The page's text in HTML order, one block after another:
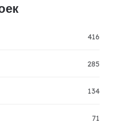
416
285
134
71